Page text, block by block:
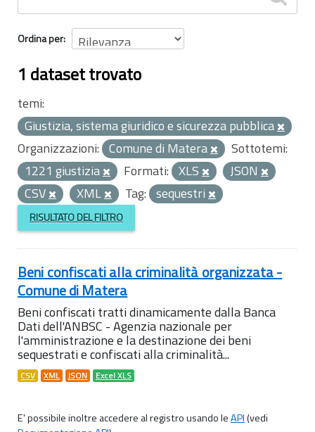
Ordina per
1 dataset trovato
temi:
Giustizia, sistema giuridico e sicurezza pubblica
Organizzazioni: Comune di Matera
Sottotemi:
1221 giustizia
Formati: XLS
JSON
CSV
XML Tag: sequestri
RISULTATO DEL FILTRO
Beni confiscati alla criminalità organizzata -
Comune di Matera
Beni confiscati tratti dinamicamente dalla Banca
Dati dell'ANBSC - Agenzia nazionale per
l'amministrazione e la destinazione dei beni
sequestrati e confiscati alla criminalità...
CSV XML JSON Excel XLS
E' possibile inoltre accedere al registro usando leAPI(vedi